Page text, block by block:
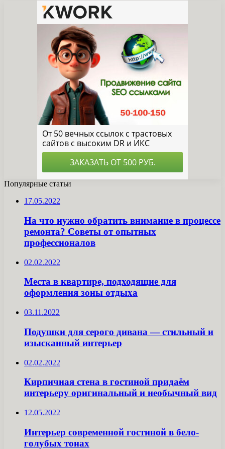
Популярные статьи
17.05.2022
На что нужно обратить внимание в процессе
ремонта? Советы от опытных
профессионалов
02.02.2022
Места в квартире, подходящие для
оформления зоны отдыха
03.11.2022
Подушки для серого дивана — стильный и
изысканный интерьер
02.02.2022
Кирпичная стена в гостиной придаём
интерьеру оригинальный и необычный вид
12.05.2022
Интерьер современной гостиной в бело-
голубых тонах